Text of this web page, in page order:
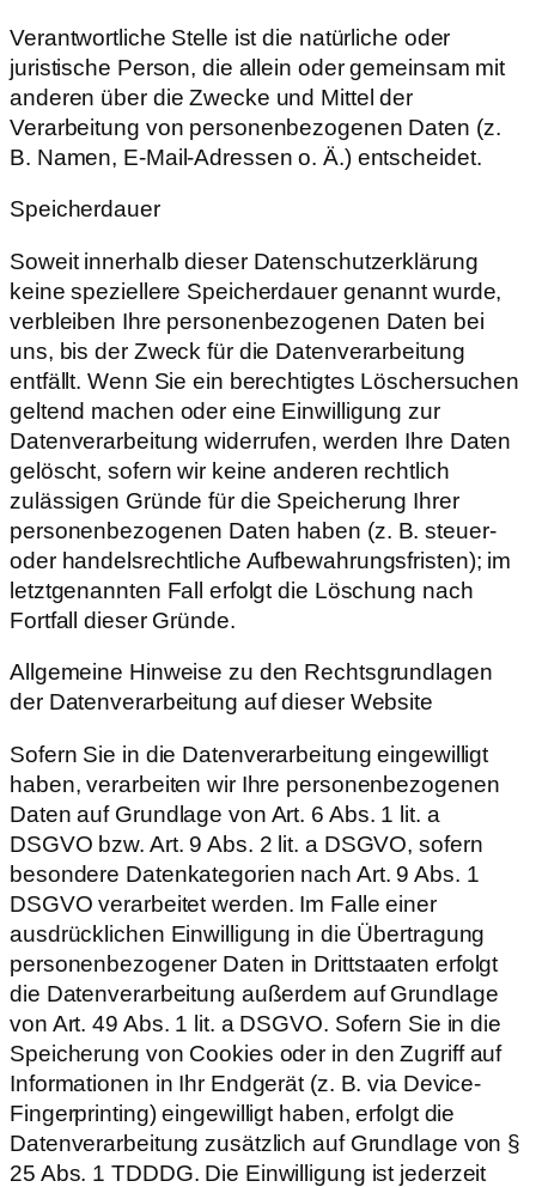
Verantwortliche Stelle ist die natürliche oder
juristische Person, die allein oder gemeinsam mit
anderen über die Zwecke und Mittel der
Verarbeitung von personenbezogenen Daten (z.
B. Namen, E-Mail-Adressen o. Ä.) entscheidet.
Speicherdauer
Soweit innerhalb dieser Datenschutzerklärung
keine speziellere Speicherdauer genannt wurde,
verbleiben Ihre personenbezogenen Daten bei
uns, bis der Zweck für die Datenverarbeitung
entfällt. Wenn Sie ein berechtigtes Löschersuchen
geltend machen oder eine Einwilligung zur
Datenverarbeitung widerrufen, werden Ihre Daten
gelöscht, sofern wir keine anderen rechtlich
zulässigen Gründe für die Speicherung Ihrer
personenbezogenen Daten haben (z. B. steuer-
oder handelsrechtliche Aufbewahrungsfristen); im
letztgenannten Fall erfolgt die Löschung nach
Fortfall dieser Gründe.
Allgemeine Hinweise zu den Rechtsgrundlagen
der Datenverarbeitung auf dieser Website
Sofern Sie in die Datenverarbeitung eingewilligt
haben, verarbeiten wir Ihre personenbezogenen
Daten auf Grundlage von Art. 6 Abs. 1 lit. a
DSGVO bzw. Art. 9 Abs. 2 lit. a DSGVO, sofern
besondere Datenkategorien nach Art. 9 Abs. 1
DSGVO verarbeitet werden. Im Falle einer
ausdrücklichen Einwilligung in die Übertragung
personenbezogener Daten in Drittstaaten erfolgt
die Datenverarbeitung außerdem auf Grundlage
von Art. 49 Abs. 1 lit. a DSGVO. Sofern Sie in die
Speicherung von Cookies oder in den Zugriff auf
Informationen in Ihr Endgerät (z. B. via Device-
Fingerprinting) eingewilligt haben, erfolgt die
Datenverarbeitung zusätzlich auf Grundlage von §
25 Abs. 1 TDDDG. Die Einwilligung ist jederzeit